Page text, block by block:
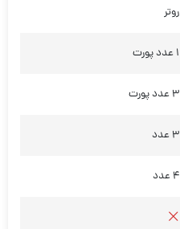
روتر
1 عدد پورت
3 عدد پورت
3 عدد
4 عدد